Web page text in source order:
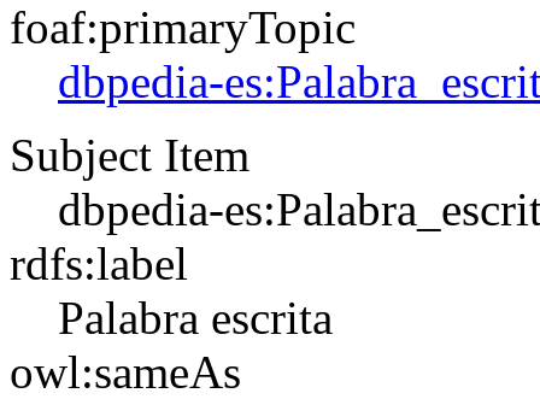
foaf:primaryTopic
dbpedia-
Subject Item
dbpedia-
rdfs:label
Palabra escrita
owl:sameAs